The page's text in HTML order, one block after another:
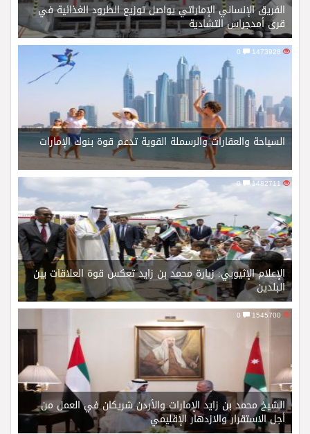
الفريق الإنساني الإماراتي يواصل توزيع الطرود الغذائية في
قرى أمدجراس التشادية
1473928
السياحة والعقارات والرسملة القوية تدعم قوة بنوك الإمارات
1482711
0
الإعلام الإثيوبي: زيارة محمد بن زايد تعكس قوة العلاقات بين
البلدين
الشيخ محمد بن زايد الإمارات والأردن شريكان في العمل من
أجل الاستقرار والازدهار الإقليمي